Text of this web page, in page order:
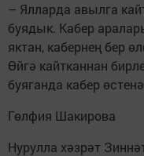
– Ялларда авылга
буядык. Кабер
яктан, кабернең бер
Өйгә кайтканнан
буяганда кабер
Гөлфия Шакирова
Нурулла хәзрәт